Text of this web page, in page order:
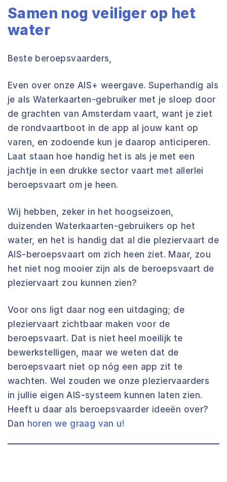
Samen nog veiliger op het
water
Beste beroepsvaarders,
Even over onze AIS+ weergave. Superhandig als
je als Waterkaarten-gebruiker met je sloep door
de grachten van Amsterdam vaart, want je ziet
de rondvaartboot in de app al jouw kant op
varen, en zodoende kun je daarop anticiperen.
Laat staan hoe handig het is als je met een
jachtje in een drukke sector vaart met allerlei
beroepsvaart om je heen.
Wij hebben, zeker in het hoogseizoen,
duizenden Waterkaarten-gebruikers op het
water, en het is handig dat al die pleziervaart de
AIS-beroepsvaart om zich heen ziet. Maar, zou
het niet nog mooier zijn als de beroepsvaart de
pleziervaart zou kunnen zien?
Voor ons ligt daar nog een uitdaging; de
pleziervaart zichtbaar maken voor de
beroepsvaart. Dat is niet heel moeilijk te
bewerkstelligen, maar we weten dat de
beroepsvaart niet op nóg een app zit te
wachten. Wel zouden we onze pleziervaarders
in jullie eigen AIS-systeem kunnen laten zien.
Heeft u daar als beroepsvaarder ideeën over?
Dan horen we graag van u!